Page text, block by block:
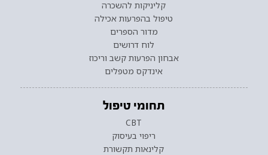
קליניקות להשכרה
טיפול בהפרעות אכילה
מדור הספרים
לוח דרושים
אבחון הפרעות קשב וריכוז
אינדקס מטפלים
תחומי טיפול
CBT
ריפוי בעיסוק
קלינאות תקשורת